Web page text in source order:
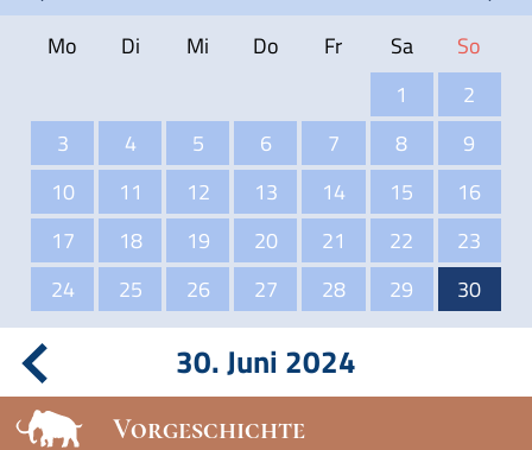
Termine
Schulmaterialien
Mo Di Mi Do Fr Sa
So
1
2
3
4 5 6 7 8
9
10
11 12 13 14 15
16
17
18 19 20 21 22
23
24
25 26 27 28 29 30
30. Juni 2024
Vorgeschichte